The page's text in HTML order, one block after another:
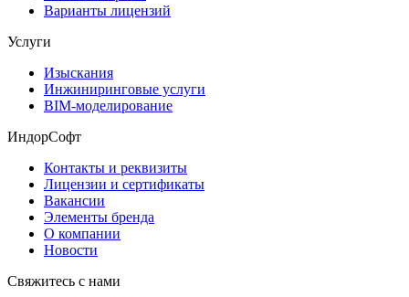
Варианты лицензий
Услуги
Изыскания
Инжиниринговые услуги
BIM-моделирование
ИндорСофт
Контакты и реквизиты
Лицензии и сертификаты
Вакансии
Элементы бренда
О компании
Новости
Свяжитесь с нами